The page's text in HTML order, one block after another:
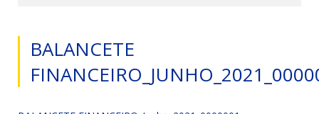
BALANCETE